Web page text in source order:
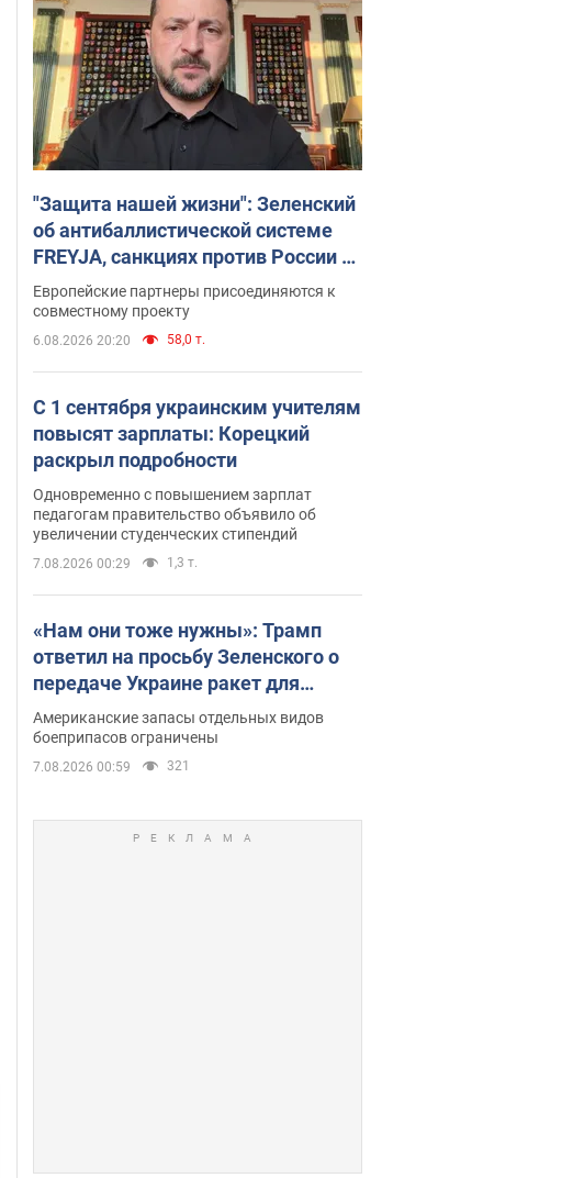
"Защита нашей жизни": Зеленский
об антибаллистической системе
FREYJA, санкциях против России и
поддержке аграриев. Видео
Европейские партнеры присоединяются к
совместному проекту
6.08.2026 20:20 58,0 т.
С 1 сентября украинским учителям
повысят зарплаты: Корецкий
раскрыл подробности
Одновременно с повышением зарплат
педагогам правительство объявило об
увеличении студенческих стипендий
7.08.2026 00:29 1,3 т.
«Нам они тоже нужны»: Трамп
ответил на просьбу Зеленского о
передаче Украине ракет для
Patriot
Американские запасы отдельных видов
боеприпасов ограничены
7.08.2026 00:59 321